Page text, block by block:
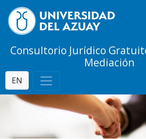
Consultorio Jurídico
Mediación
EN